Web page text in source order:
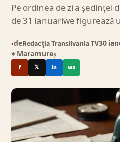
Pe ordinea de zi a şedinţei
de 31 ianuariwe figurează
●deRedacția Transilvania TV30
⌖ Maramureș
f 𝕏 in wa